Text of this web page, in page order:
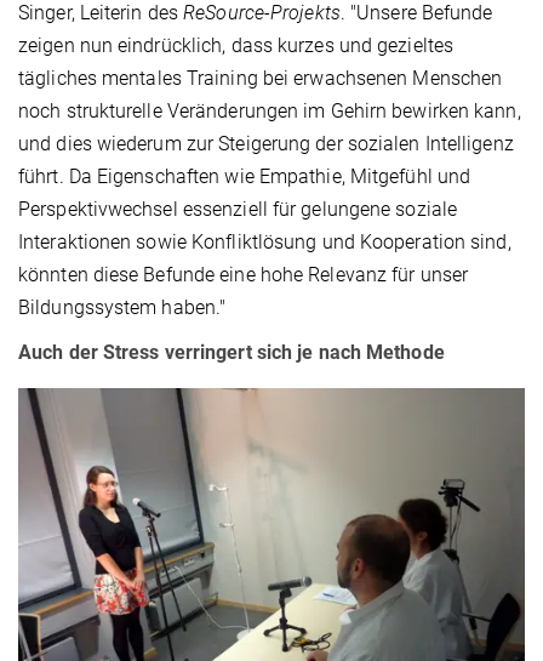
Singer, Leiterin desReSource-Projekts. "Unsere Befunde
zeigen nun eindrücklich, dass kurzes und gezieltes
tägliches mentales Training bei erwachsenen Menschen
noch strukturelle Veränderungen im Gehirn bewirken kann,
und dies wiederum zur Steigerung der sozialen Intelligenz
führt. Da Eigenschaften wie Empathie, Mitgefühl und
Perspektivwechsel essenziell für gelungene soziale
Interaktionen sowie Konfliktlösung und Kooperation sind,
könnten diese Befunde eine hohe Relevanz für unser
Bildungssystem haben."
Auch der Stress verringert sich je nach Methode